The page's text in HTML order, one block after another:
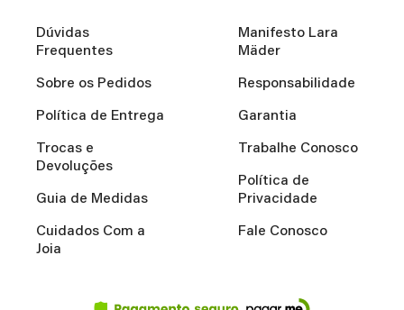
Dúvidas
Frequentes
Sobre os Pedidos
Política de Entrega
Trocas e
Devoluções
Guia de Medidas
Cuidados Com a
Joia
Manifesto Lara
Mäder
Responsabilidade
Garantia
Trabalhe Conosco
Política de
Privacidade
Fale Conosco